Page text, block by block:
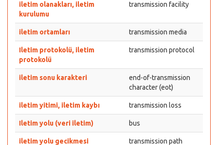
iletim olanakları, iletim
kurulumu
transmission facility
iletim ortamları transmission media
Iletim protokolü, iletim
protokolü
transmission protocol
iletim sonu karakteri
end-of-transmission
character (eot)
iletim yitimi, iletim kaybı transmission loss
Iletim yolu (veri iletim) bus
iletim yolu gecikmesi
transmission path